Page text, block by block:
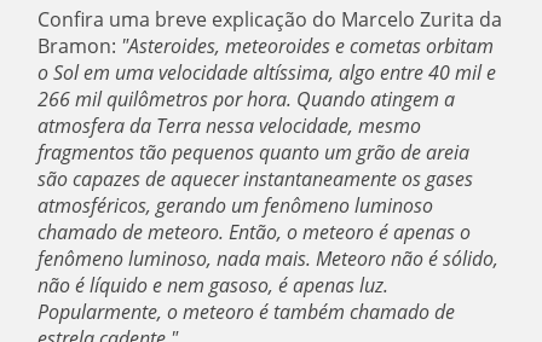
Confira uma breve explicação do Marcelo Zurita da
Bramon: "Asteroides, meteoroides e cometas orbitam
o Sol em uma velocidade altíssima, algo entre 40 mil e
266 mil quilômetros por hora. Quando atingem a
atmosfera da Terra nessa velocidade, mesmo
fragmentos tão pequenos quanto um grão de areia
são capazes de aquecer instantaneamente os gases
atmosféricos, gerando um fenômeno luminoso
chamado de meteoro. Então, o meteoro é apenas o
fenômeno luminoso, nada mais. Meteoro não é sólido,
não é líquido e nem gasoso, é apenas luz.
Popularmente, o meteoro é também chamado de